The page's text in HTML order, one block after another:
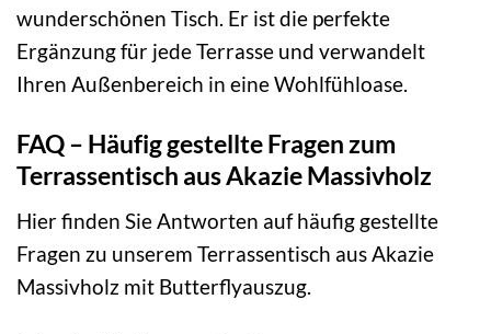
wunderschönen Tisch. Er ist die perfekte
Ergänzung für jede Terrasse und verwandelt
Ihren Außenbereich in eine Wohlfühloase.
FAQ – Häufig gestellte Fragen zum
Terrassentisch aus Akazie Massivholz
Hier finden Sie Antworten auf häufig gestellte
Fragen zu unserem Terrassentisch aus Akazie
Massivholz mit Butterflyauszug.